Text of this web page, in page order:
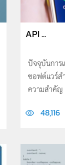
API ...
ปัจจุบันการ
ซอฟต์แวร์
ความสำคัญ
48,116